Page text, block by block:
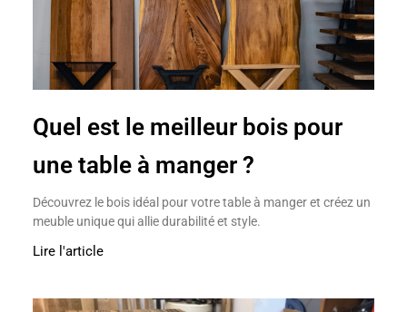
Quel est le meilleur bois pour
une table à manger ?
Découvrez le bois idéal pour votre table à manger et créez un
meuble unique qui allie durabilité et style.
Lire l'article